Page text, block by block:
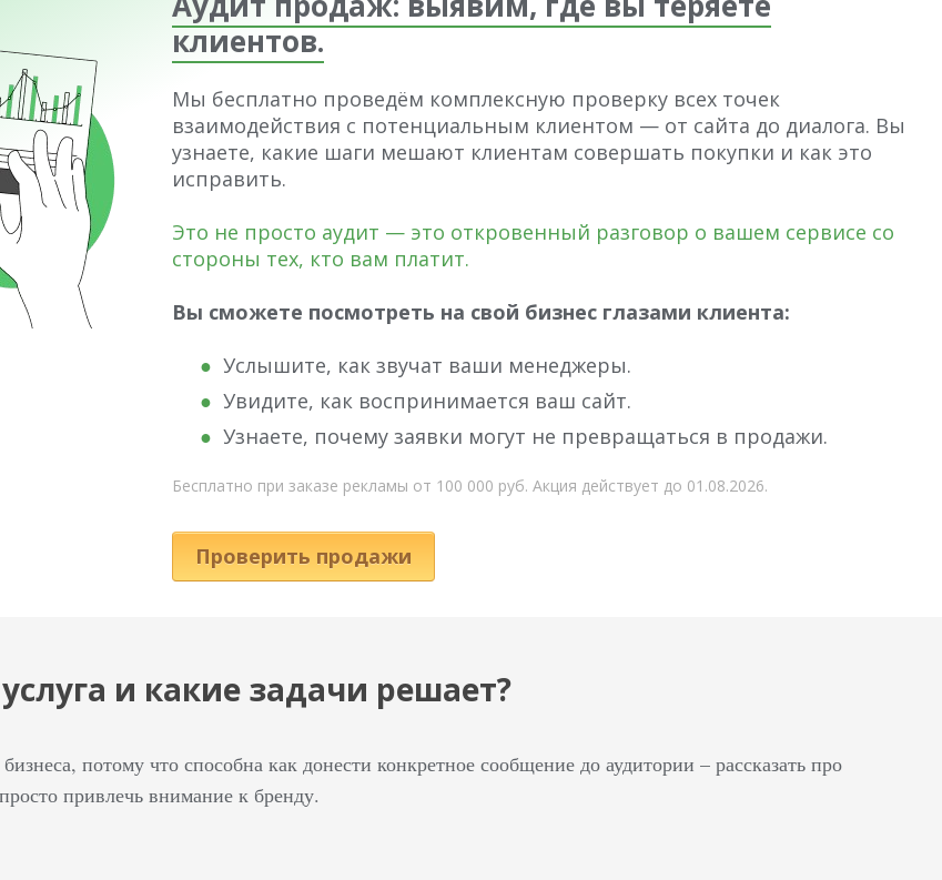
клиентов.
Мы бесплатно проведём комплексную проверку всех точек
взаимодействия с потенциальным клиентом — от сайта до диалога. Вы
узнаете, какие шаги мешают клиентам совершать покупки и как это
исправить.
Это не просто аудит — это откровенный разговор о вашем сервисе со
стороны тех, кто вам платит.
Вы сможете посмотреть на свой бизнес глазами клиента:
Услышите, как звучат ваши менеджеры.
Увидите, как воспринимается ваш сайт.
Узнаете, почему заявки могут не превращаться в продажи.
Бесплатно при заказе рекламы от 100 000 руб. Акция действует до 01.08.2026.
Проверить продажи
и какие задачи решает?
потому что способна как донести конкретное сообщение до аудитории – рассказать про
привлечь внимание к бренду.